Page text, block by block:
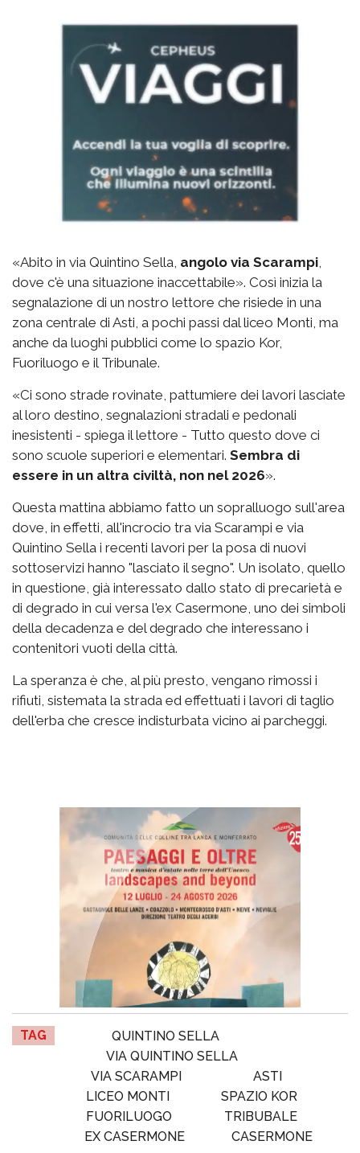
«Abito in via Quintino Sella, angolo via Scarampi,
dove c'è una situazione inaccettabile». Così inizia la
segnalazione di un nostro lettore che risiede in una
zona centrale di Asti, a pochi passi dal liceo Monti, ma
anche da luoghi pubblici come lo spazio Kor,
Fuoriluogo e il Tribunale.
«Ci sono strade rovinate, pattumiere dei lavori lasciate
al loro destino, segnalazioni stradali e pedonali
inesistenti - spiega il lettore - Tutto questo dove ci
sono scuole superiori e elementari. Sembra di
essere in un altra civiltà, non nel 2026».
Questa mattina abbiamo fatto un sopralluogo sull'area
dove, in effetti, all'incrocio tra via Scarampi e via
Quintino Sella i recenti lavori per la posa di nuovi
sottoservizi hanno "lasciato il segno". Un isolato, quello
in questione, già interessato dallo stato di precarietà e
di degrado in cui versa l'ex Casermone, uno dei simboli
della decadenza e del degrado che interessano i
contenitori vuoti della città.
La speranza è che, al più presto, vengano rimossi i
rifiuti, sistemata la strada ed effettuati i lavori di taglio
dell'erba che cresce indisturbata vicino ai parcheggi.
TAG
QUINTINO SELLA
VIA QUINTINO SELLA
VIA SCARAMPI
ASTI
LICEO MONTI
SPAZIO KOR
FUORILUOGO
TRIBUBALE
EX CASERMONE
CASERMONE